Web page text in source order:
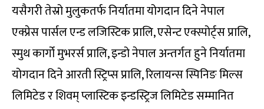
यसैगरी तेस्रो मुलुकतर्फ निर्यातमा योगदान दिने नेपाल
एक्प्रेस पार्सल एन्ड लजिस्टिक प्रालि, एसेन्ट एक्स्पोर्ट्स प्रालि,
स्मुथ कार्गो मुभरर्स प्रालि, इन्डो नेपाल अन्तर्गत हुने निर्यातमा
योगदान दिने आरती स्ट्रिप्स प्रालि, रिलायन्स स्पिनिङ मिल्स
लिमिटेड र शिवम् प्लास्टिक इन्डस्ट्रिज लिमिटेड सम्मानित